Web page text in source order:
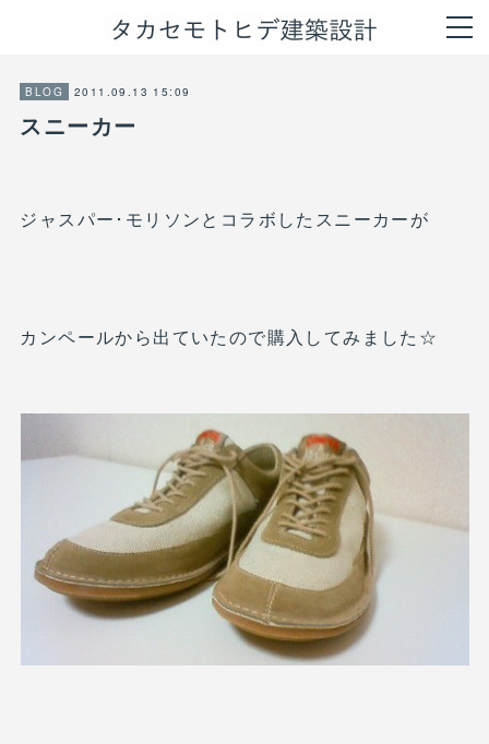
BLOG 2011.09.13 15:09
スニーカー
ジャスパー･モリソンとコラボしたスニーカーが
カンペールから出ていたので購入してみました☆